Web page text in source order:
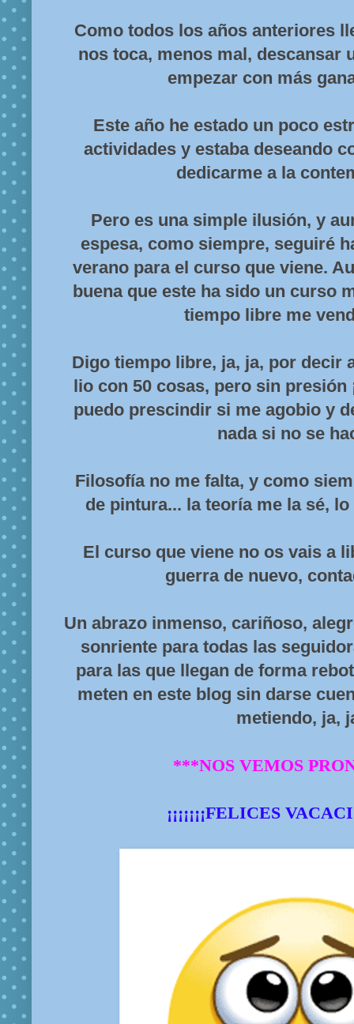
Como todos los años anteriores
nos toca, menos mal, descansar
empezar con más
Este año he estado un poco
actividades y estaba deseando
dedicarme a la
Pero es una simple ilusión, y
espesa, como siempre, seguiré
verano para el curso que viene.
buena que este ha sido un curso
tiempo libre me
Digo tiempo libre, ja, ja, por decir
lio con 50 cosas, pero sin presión
puedo prescindir si me agobio y
nada si no se
Filosofía no me falta, y como
de pintura... la teoría me la sé,
El curso que viene no os vais a
guerra de nuevo,
Un abrazo inmenso, cariñoso,
sonriente para todas las
para las que llegan de forma
meten en este blog sin darse
metiendo, ja,
***NOS VEMOS
¡¡¡¡¡¡¡FELICES